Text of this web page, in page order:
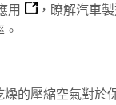
用
，瞭解汽車
燥的壓縮空氣對於